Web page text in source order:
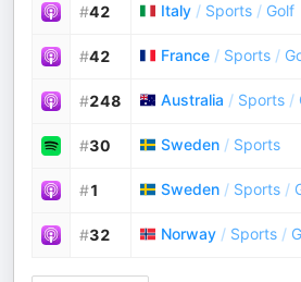
#42 Italy / Sports / Golf
#42 France / Sports /
#248 Australia / Sports /
#30 Sweden / Sports
#1 Sweden / Sports /
#32 Norway / Sports /